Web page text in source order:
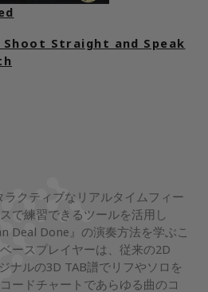
Shoot Straight and Speak
クティブなリアルタイムフィー
で練習できるツールを活用し
Deal Done』の演奏方法を学ぶこ
ースプレイヤーは、従来の2D
ナルの3D TAB譜でリフやソロを
ードチャートであらゆる曲のコ